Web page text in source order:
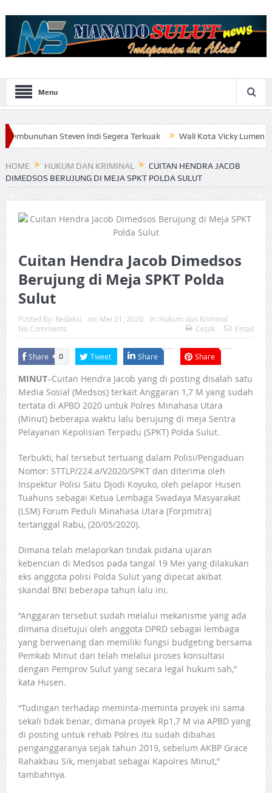
Menu
Steven Indi Segera Terkuak Wali Kota Vicky Lumentut Serahkan
HOME HUKUM DAN KRIMINAL
CUITAN HENDRA JACOB
DIMEDSOS BERUJUNG DI MEJA SPKT POLDA SULUT
Cuitan Hendra Jacob Dimedsos
Berujung di Meja SPKT Polda
Sulut
Posted By: Redaksi on: Mei 21, 2020 In: Hukum dan Kriminal
No Comments
Cetak Email
Share 0 Tweet Share Share
MINUT–Cuitan Hendra Jacob yang di posting disalah satu
Media Sosial (Medsos) terkait Anggaran 1,7 M yang sudah
tertata di APBD 2020 untuk Polres Minahasa Utara
(Minut) beberapa waktu lalu berujung di meja Sentra
Pelayanan Kepolisian Terpadu (SPKT) Polda Sulut.
Terbukti, hal tersebut tertuang dalam Polisi/Pengaduan
Nomor: STTLP/224.a/V2020/SPKT dan diterima oleh
Inspektur Polisi Satu Djodi Koyuko, oleh pelapor Husen
Tuahuns sebagai Ketua Lembaga Swadaya Masyarakat
(LSM) Forum Peduli Minahasa Utara (Forpmitra)
tertanggal Rabu, (20/05/2020).
Dimana telah melaporkan tindak pidana ujaran
kebencian di Medsos pada tangal 19 Mei yang dilakukan
eks anggota polisi Polda Sulut yang dipecat akibat
skandal BNI beberapa tahun lalu ini.
“Anggaran tersebut sudah melalui mekanisme yang ada
dimana disetujui oleh anggota DPRD sebagai lembaga
yang berwenang dan memiliki fungsi budgeting bersama
Pemkab Minut dan telah melalui proses konsultasi
dengan Pemprov Sulut yang secara legal hukum sah,”
kata Husen.
“Tudingan terhadap meminta-meminta proyek ini sama
sekali tidak benar, dimana proyek Rp1,7 M via APBD yang
di posting untuk rehab Polres itu sudah dibahas
penganggaranya sejak tahun 2019, sebelum AKBP Grace
Rahakbau Sik, menjabat sebagai Kapolres Minut,”
tambahnya.